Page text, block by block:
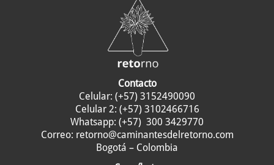
Contacto
Celular: (+57) 3152490090
Celular 2: (+57) 3102466716
Whatsapp: (+57) 300 3429770
Correo: retorno@caminantesdelretorno.com
Bogotá – Colombia